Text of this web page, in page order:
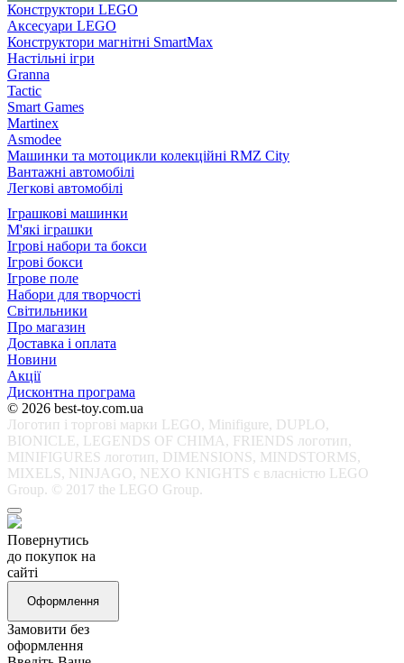
Конструктори LEGO
Аксесуари LEGO
Конструктори магнітні SmartMax
Настільні ігри
Granna
Tactic
Smart Games
Martinex
Asmodee
Машинки та мотоцикли колекційні RMZ City
Вантажні автомобілі
Легкові автомобілі
Іграшкові машинки
М'які іграшки
Ігрові набори та бокси
Ігрові бокси
Ігрове поле
Набори для творчості
Світильники
Про магазин
Доставка і оплата
Новини
Акції
Дисконтна програма
© 2026 best-toy.com.ua
Логотип і торгові марки LEGO, Minifigure, DUPLO,
BIONICLE, LEGENDS OF CHIMA, FRIENDS логотип,
MINIFIGURES логотип, DIMENSIONS, MINDSTORMS,
MIXELS, NINJAGO, NEXO KNIGHTS є власністю LEGO
Group. © 2017 the LEGO Group.
Повернутись
до покупок на
сайті
Оформлення
Замовити без
оформлення